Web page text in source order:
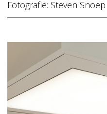
Fotografie: Steven Snoep